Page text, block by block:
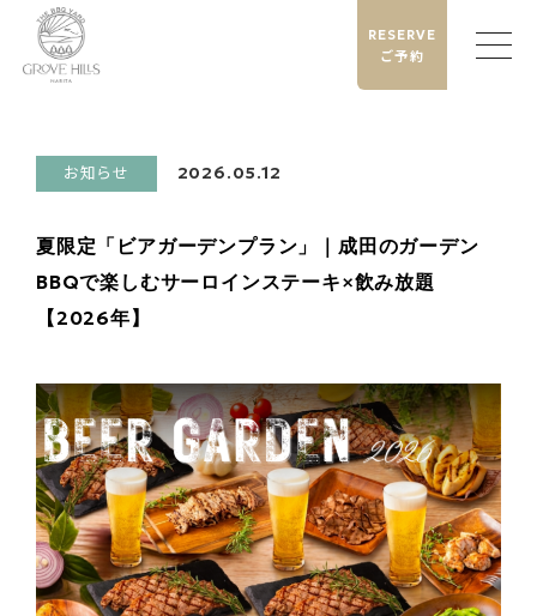
RESERVE
ご予約
お知らせ 2026.05.12
夏限定「ビアガーデンプラン」｜成田のガーデン
BBQで楽しむサーロインステーキ×飲み放題
【2026年】